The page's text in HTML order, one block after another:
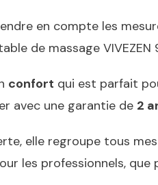
en compte les
de massage VIVEZEN
confort qui est parfait
avec une garantie de 2
elle regroupe tous mes
les professionnels, que